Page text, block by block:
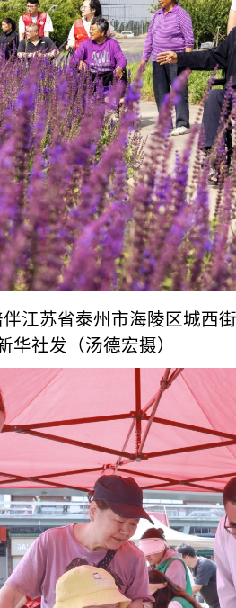
江苏省泰州市海陵区城西
华社发（汤德宏摄）